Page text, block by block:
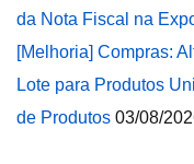
da Nota Fiscal na
[Melhoria] Compras:
Lote para Produtos
de Produtos 03/08/